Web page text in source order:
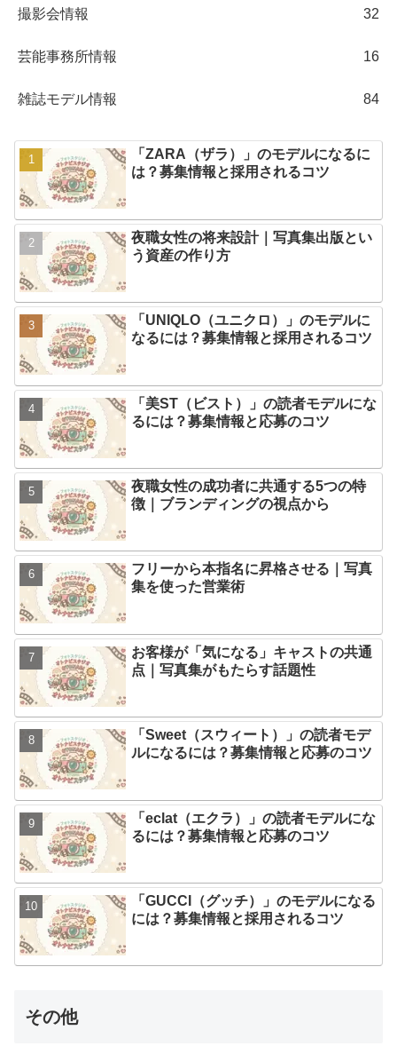
撮影会情報 32
芸能事務所情報 16
雑誌モデル情報 84
「ZARA（ザラ）」のモデルになるに
は？募集情報と採用されるコツ
夜職女性の将来設計｜写真集出版とい
う資産の作り方
「UNIQLO（ユニクロ）」のモデルに
なるには？募集情報と採用されるコツ
「美ST（ビスト）」の読者モデルにな
るには？募集情報と応募のコツ
夜職女性の成功者に共通する5つの特
徴｜ブランディングの視点から
フリーから本指名に昇格させる｜写真
集を使った営業術
お客様が「気になる」キャストの共通
点｜写真集がもたらす話題性
「Sweet（スウィート）」の読者モデ
ルになるには？募集情報と応募のコツ
「eclat（エクラ）」の読者モデルにな
るには？募集情報と応募のコツ
「GUCCI（グッチ）」のモデルになる
には？募集情報と採用されるコツ
その他